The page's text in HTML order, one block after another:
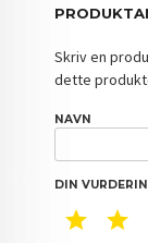
Skriv en
dette
NAVN
DIN
1